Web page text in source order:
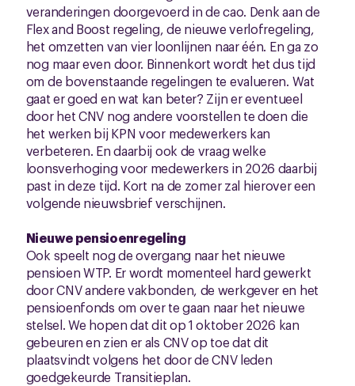
veranderingen doorgevoerd in de cao. Denk aan de
Flex and Boost regeling, de nieuwe verlofregeling,
het omzetten van vier loonlijnen naar één. En ga zo
nog maar even door. Binnenkort wordt het dus tijd
om de bovenstaande regelingen te evalueren. Wat
gaat er goed en wat kan beter? Zijn er eventueel
door het CNV nog andere voorstellen te doen die
het werken bij KPN voor medewerkers kan
verbeteren. En daarbij ook de vraag welke
loonsverhoging voor medewerkers in 2026 daarbij
past in deze tijd. Kort na de zomer zal hierover een
volgende nieuwsbrief verschijnen.
Nieuwe pensioenregeling
Ook speelt nog de overgang naar het nieuwe
pensioen WTP. Er wordt momenteel hard gewerkt
door CNV andere vakbonden, de werkgever en het
pensioenfonds om over te gaan naar het nieuwe
stelsel. We hopen dat dit op 1 oktober 2026 kan
gebeuren en zien er als CNV op toe dat dit
plaatsvindt volgens het door de CNV leden
goedgekeurde Transitieplan.